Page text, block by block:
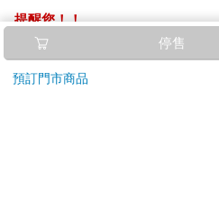
提醒您！！
金石堂及銀行均不會請您操作
ATM提款機，請不要聽從指示，
停售
預訂門市商品